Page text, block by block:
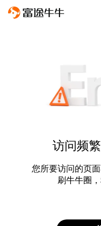
访问频
您所要访问的页
刷牛牛圈